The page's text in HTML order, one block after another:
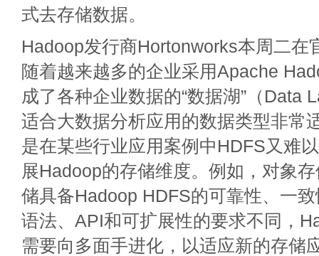
式去存储数据。
Hadoop发行商Hortonworks本周二在
随着越来越多的企业采用Apache
成了各种企业数据的“数据湖”（Data
适合大数据分析应用的数据类型非常
是在某些行业应用案例中HDFS又难
展Hadoop的存储维度。例如，对象
储具备Hadoop HDFS的可靠性、一
语法、API和可扩展性的要求不同，
需要向多面手进化，以适应新的存储